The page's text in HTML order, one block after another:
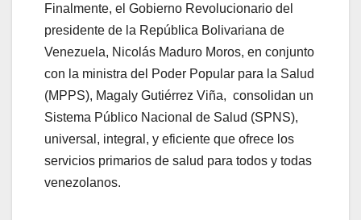
Finalmente, el Gobierno Revolucionario del
presidente de la República Bolivariana de
Venezuela, Nicolás Maduro Moros, en conjunto
con la ministra del Poder Popular para la Salud
(MPPS), Magaly Gutiérrez Viña, consolidan un
Sistema Público Nacional de Salud (SPNS),
universal, integral, y eficiente que ofrece los
servicios primarios de salud para todos y todas
venezolanos.